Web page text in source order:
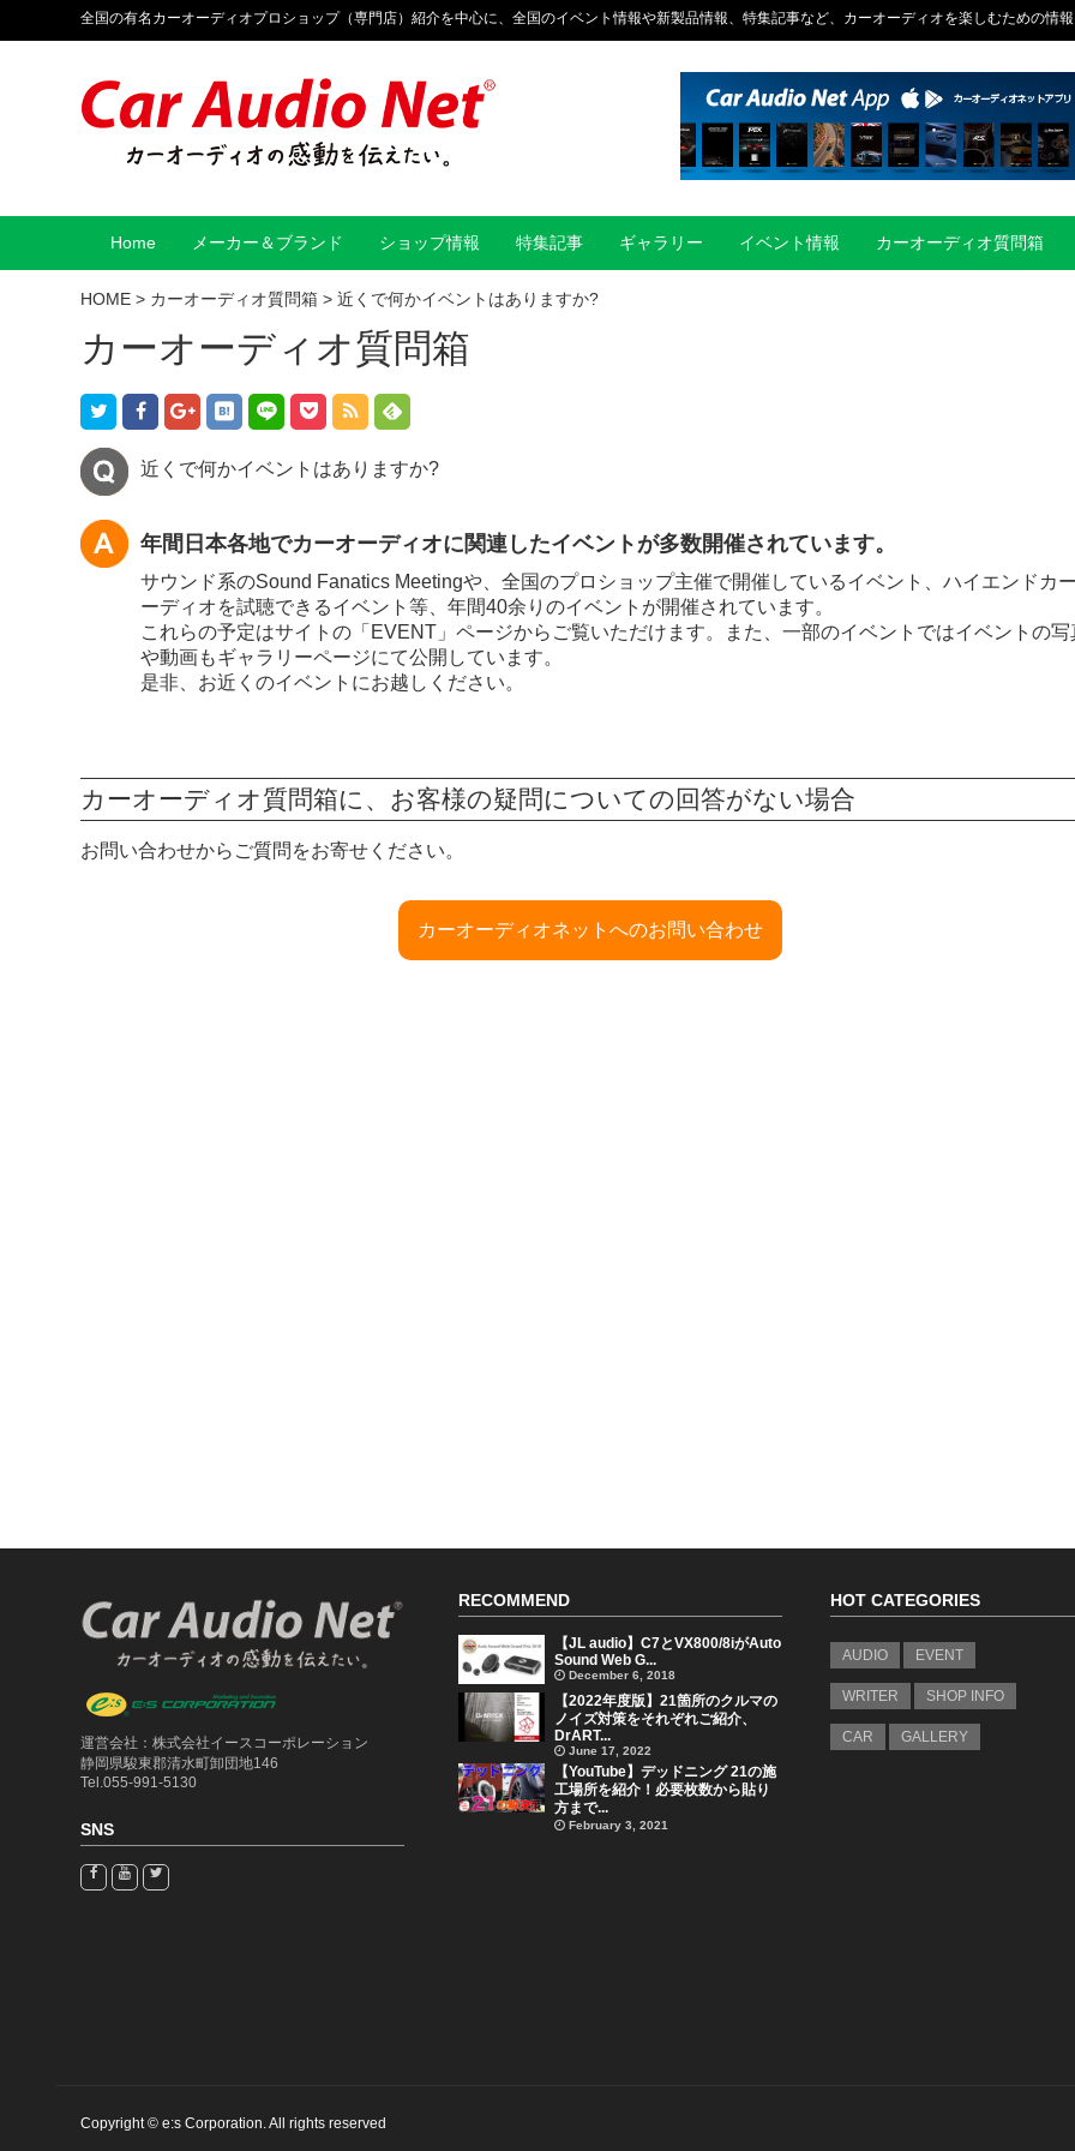
全国の有名カーオーディオプロショップ（専門店）紹介を中心に、全国のイベント情報や新製品情報、特集記事など、カーオーディオを楽しむための情
Home メーカー＆ブランド ショップ情報 特集記事 ギャラリー イベント情報 カーオーディオ質問箱
HOME > カーオーディオ質問箱 > 近くで何かイベントはありますか?
カーオーディオ質問箱
近くで何かイベントはありますか?
年間日本各地でカーオーディオに関連したイベントが多数開催されています。
サウンド系のSound Fanatics Meetingや、全国のプロショップ主催で開催しているイベント、ハイエンドカ
ーディオを試聴できるイベント等、年間40余りのイベントが開催されています。
これらの予定はサイトの「EVENT」ページからご覧いただけます。また、一部のイベントではイベントの写
や動画もギャラリーページにて公開しています。
是非、お近くのイベントにお越しください。
カーオーディオ質問箱に、お客様の疑問についての回答がない場合
お問い合わせからご質問をお寄せください。
カーオーディオネットへのお問い合わせ
運営会社：株式会社イースコーポレーション
静岡県駿東郡清水町卸団地146
Tel.055-991-5130
SNS
RECOMMEND
【JL audio】C7とVX800/8iがAuto
Sound Web G...
December 6, 2018
【2022年度版】21箇所のクルマの
ノイズ対策をそれぞれご紹介、
DrART...
June 17, 2022
【YouTube】デッドニング 21の施
工場所を紹介！必要枚数から貼り
方まで...
February 3, 2021
HOT CATEGORIES
AUDIO EVENT
WRITER SHOP INFO
CAR GALLERY
Copyright © e:s Corporation. All rights reserved